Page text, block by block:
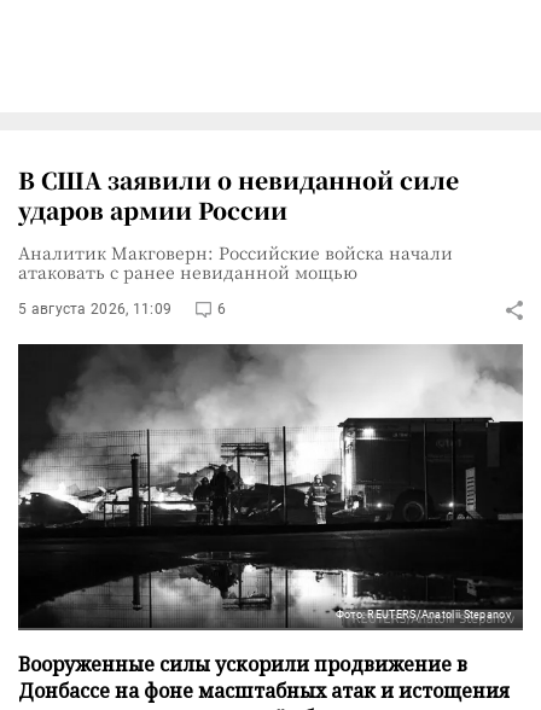
В США заявили о невиданной силе
ударов армии России
Аналитик Макговерн: Российские войска начали
атаковать с ранее невиданной мощью
5 августа 2026, 11:09 6
Фото: REUTERS/Anatolii Stepanov
Вооруженные силы ускорили продвижение в
Донбассе на фоне масштабных атак и истощения